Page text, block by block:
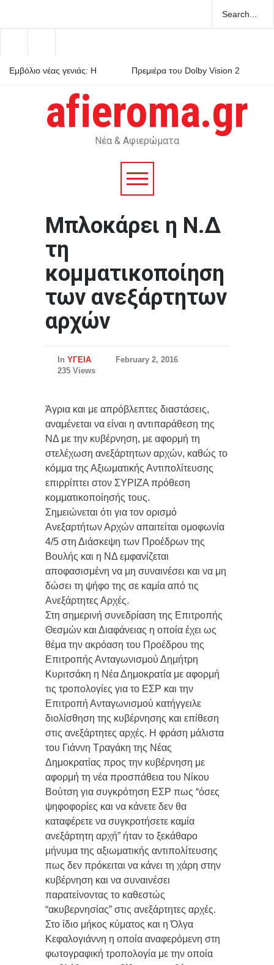
Εμβόλιο νέας γενιάς: Η
Πρεμιέρα του Dolby Vision 2
Ελάχιστη Βάση Εισαγωγής:
πώς λειτουργεί στην πράξη
afieroma.gr
Νέα & Αφιερώματα
Μπλοκάρει η Ν.Δ
τη
κομματικοποίηση
των ανεξάρτητων
αρχών
In ΥΓΕΙΑ
February 2, 2016
235 Views
Άγρια και με απρόβλεπτες διαστάσεις,
αναμένεται να είναι η αντιπαράθεση της
ΝΔ με την κυβέρνηση, με αφορμή τη
στελέχωση ανεξάρτητων αρχών, καθώς το
κόμμα της Αξιωματικής Αντιπολίτευσης
επιρρίπτει στον ΣΥΡΙΖΑ πρόθεση
κομματικοποίησής τους.
Σημειώνεται ότι για τον ορισμό
Ανεξαρτήτων Αρχών απαιτείται ομοφωνία
4/5 στη Διάσκεψη των Προέδρων της
Βουλής και η ΝΔ εμφανίζεται
αποφασισμένη να μη συναινέσει και να μη
δώσει τη ψήφο της σε καμία από τις
Ανεξάρτητες Αρχές.
Στη σημερινή συνεδρίαση της Επιτροπής
Θεσμών και Διαφάνειας η οποία έχει ως
θέμα την ακρόαση του Προέδρου της
Επιτροπής Ανταγωνισμού Δημήτρη
Κυριτσάκη η Νέα Δημοκρατία με αφορμή
τις τροπολογίες για το ΕΣΡ και την
Επιτροπή Ανταγωνισμού κατήγγειλε
διολίσθηση της κυβέρνησης και επίθεση
στις ανεξάρτητες αρχές. Η φράση μάλιστα
του Γιάννη Τραγάκη της Νέας
Δημοκρατίας προς την κυβέρνηση με
αφορμή τη νέα προσπάθεια του Νίκου
Βούτση για συγκρότηση ΕΣΡ πως “όσες
ψηφοφορίες και να κάνετε δεν θα
καταφέρετε να συγκροτήσετε καμία
ανεξάρτητη αρχή” ήταν το ξεκάθαρο
μήνυμα της αξιωματικής αντιπολίτευσης
πως δεν πρόκειται να κάνει τη χάρη στην
κυβέρνηση και να συναινέσει
παρατείνοντας το καθεστώς
“ακυβερνησίας” στις ανεξάρτητες αρχές.
Στο ίδιο μήκος κύματος και η Όλγα
Κεφαλογιάννη η οποία αναφερόμενη στη
φωτογραφική τροπολογία με την οποία